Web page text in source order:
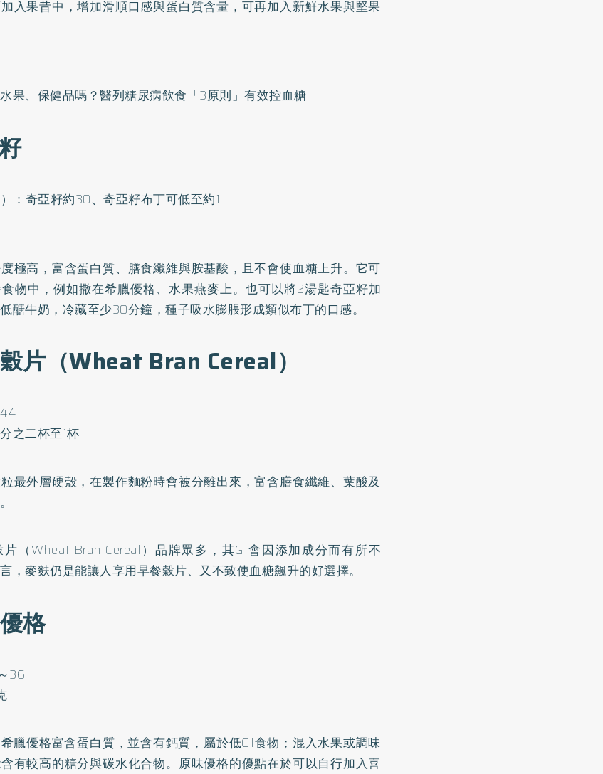
入果昔中，增加滑順口感與蛋白質含量，可再加入新鮮水果與堅果
果、保健品嗎？醫列糖尿病飲食「3原則」有效控血糖
：奇亞籽約30、奇亞籽布丁可低至約1
極高，富含蛋白質、膳食纖維與胺基酸，且不會使血糖上升。它可
物中，例如撒在希臘優格、水果燕麥上。也可以將2湯匙奇亞籽加
醣牛奶，冷藏至少30分鐘，種子吸水膨脹形成類似布丁的口感。
片（Wheat Bran Cereal）
之二杯至1杯
最外層硬殼，在製作麵粉時會被分離出來，富含膳食纖維、葉酸及
（Wheat Bran Cereal）品牌眾多，其GI會因添加成分而有所不
，麥麩仍是能讓人享用早餐穀片、又不致使血糖飆升的好選擇。
格
36
臘優格富含蛋白質，並含有鈣質，屬於低GI食物；混入水果或調味
有較高的糖分與碳水化合物。原味優格的優點在於可以自行加入喜